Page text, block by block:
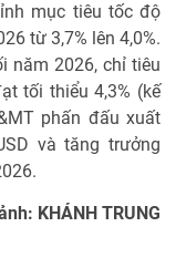
mục tiêu tốc độ
từ 3,7% lên 4,0%.
năm 2026, chỉ tiêu
tối thiểu 4,3% (kế
phấn đấu xuất
và tăng trưởng
KHÁNH TRUNG